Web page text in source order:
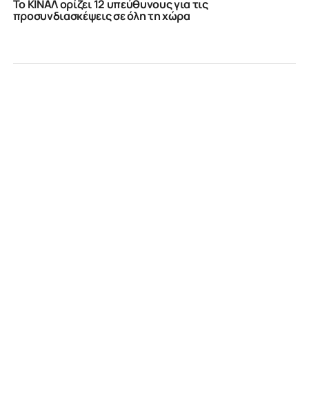
To KINAΛ ορίζει 12 υπεύθυνους για τις
προσυνδιασκέψεις σε όλη τη χώρα